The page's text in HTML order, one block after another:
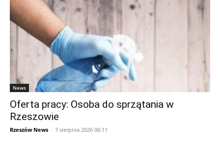
News
Oferta pracy: Osoba do sprzątania w
Rzeszowie
Rzeszów News - 7 sierpnia 2026 06:11